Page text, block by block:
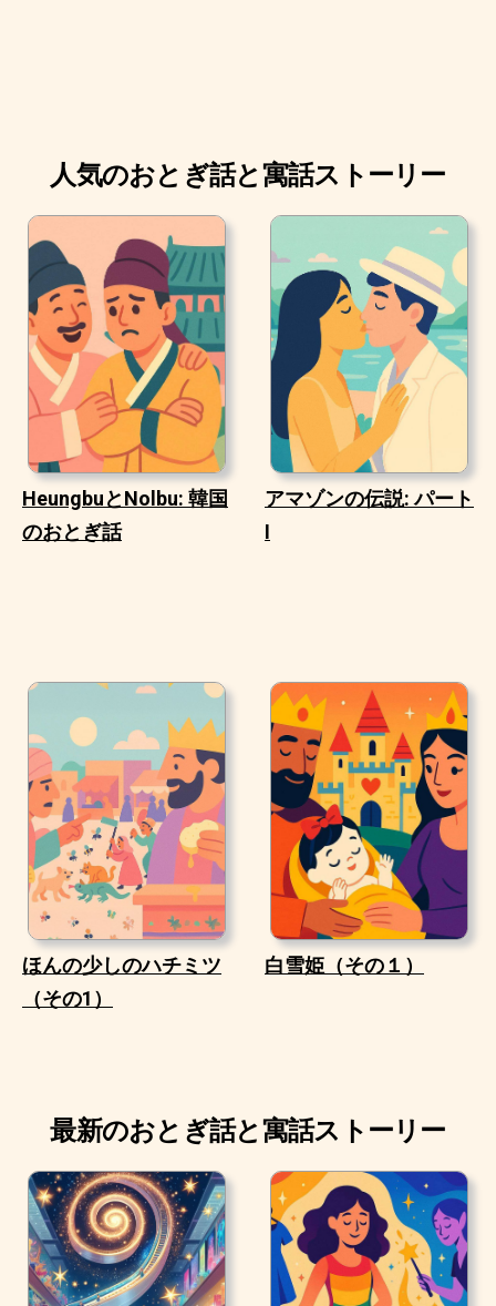
「大丈夫だ。」と王様は言いました。 「こんなの問題で
はない、全く問題ないではないか。」
人気のおとぎ話と寓話ストーリー
HeungbuとNolbu: 韓国
のおとぎ話
アマゾンの伝説: パート
I
ほんの少しのハチミツ
（その1）
白雪姫（その１）
最新のおとぎ話と寓話ストーリー